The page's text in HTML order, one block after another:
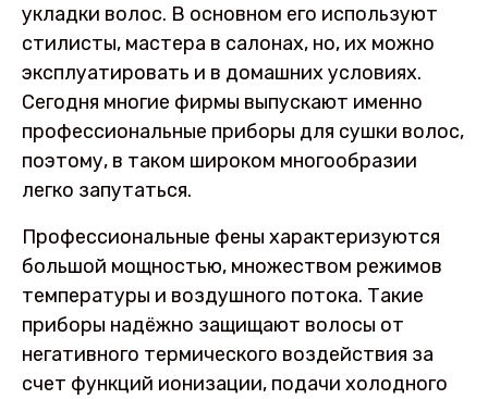
укладки волос. В основном его используют
стилисты, мастера в салонах, но, их можно
эксплуатировать и в домашних условиях.
Сегодня многие фирмы выпускают именно
профессиональные приборы для сушки волос,
поэтому, в таком широком многообразии
легко запутаться.
Профессиональные фены характеризуются
большой мощностью, множеством режимов
температуры и воздушного потока. Такие
приборы надёжно защищают волосы от
негативного термического воздействия за
счет функций ионизации, подачи холодного